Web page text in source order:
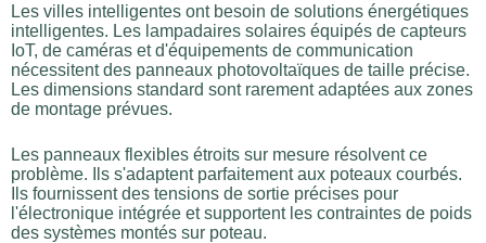
Les villes intelligentes ont besoin de solutions énergétiques
intelligentes. Les lampadaires solaires équipés de capteurs
IoT, de caméras et d'équipements de communication
nécessitent des panneaux photovoltaïques de taille précise.
Les dimensions standard sont rarement adaptées aux zones
de montage prévues.
Les panneaux flexibles étroits sur mesure résolvent ce
problème. Ils s'adaptent parfaitement aux poteaux courbés.
Ils fournissent des tensions de sortie précises pour
l'électronique intégrée et supportent les contraintes de poids
des systèmes montés sur poteau.